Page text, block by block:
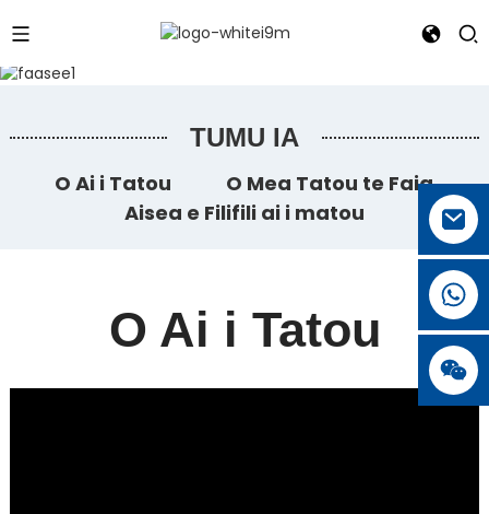
TUMU IA
O Ai i Tatou
O Mea Tatou te Faia
Aisea e Filifili ai i matou
O Ai i Tatou